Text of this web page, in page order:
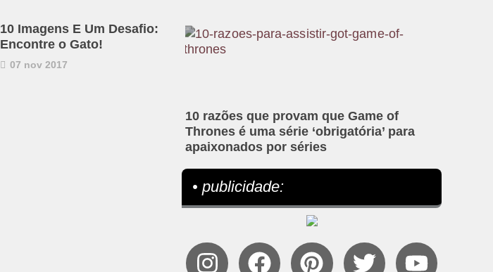
10 Imagens E Um Desafio:
Encontre o Gato!
07 nov 2017
10 razões que provam que Game of
Thrones é uma série ‘obrigatória’ para
apaixonados por séries
• publicidade: